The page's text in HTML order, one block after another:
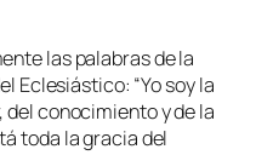
las palabras de la
Eclesiástico: “Yo soy la
del conocimiento y de la
toda la gracia del